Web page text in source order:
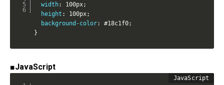
width: 100px;
height : 100px;
background-color: #18c1f0;
}
■JavaScript